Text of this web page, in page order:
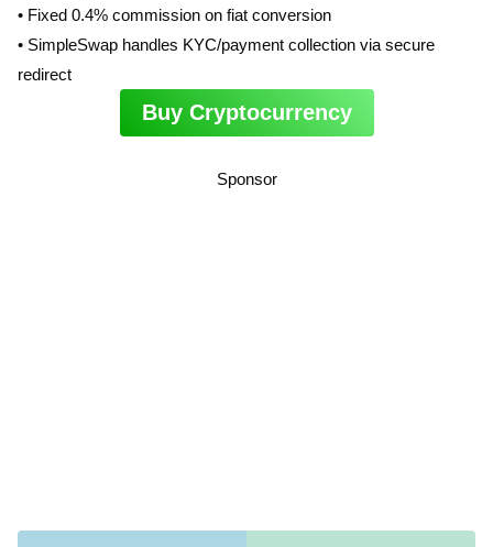
• Fixed 0.4% commission on fiat conversion
• SimpleSwap handles KYC/payment collection via secure
redirect
Buy Cryptocurrency
Sponsor